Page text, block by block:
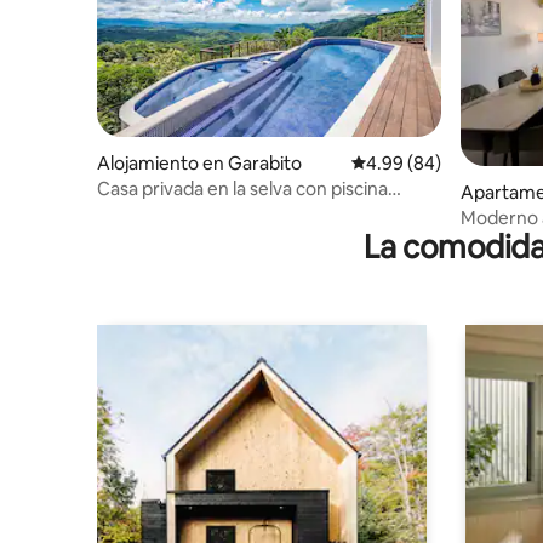
Alojamiento en Garabito Calificación promedio:
4.99 (84)
Casa privada en la selva con piscina
Moderno
al mar y
La